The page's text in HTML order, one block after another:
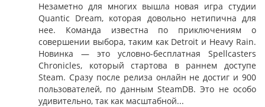
Незаметно для многих вышла новая игра студии
Quantic Dream, которая довольно нетипична для
нее. Команда известна по приключениям о
совершении выбора, таким как Detroit и Heavy Rain.
Новинка — это условно-бесплатная Spellcasters
Chronicles, который стартова в раннем доступе
Steam. Сразу после релиза онлайн не достиг и 900
пользователей, по данным SteamDB. Это не особо
удивительно, так как масштабной...